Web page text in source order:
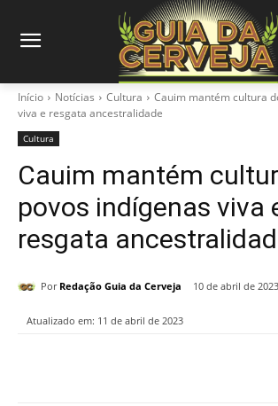
Início Notícias Cultura
Cauim mantém cultura
viva e resgata ancestralidade
Cultura
Cauim mantém
povos indígenas viva
resgata
Por Redação Guia da Cerveja 10 de abril de 2023
Atualizado em: 11 de abril de 2023